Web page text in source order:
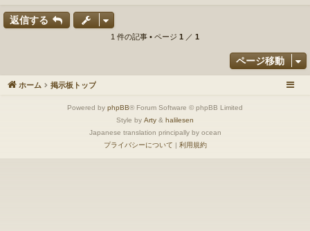
返信する
1 件の記事 • ページ 1 ／ 1
ページ移動
ホーム 掲示板トップ
Powered by phpBB® Forum Software © phpBB Limited
Style by Arty & halilesen
Japanese translation principally by ocean
プライバシーについて | 利用規約